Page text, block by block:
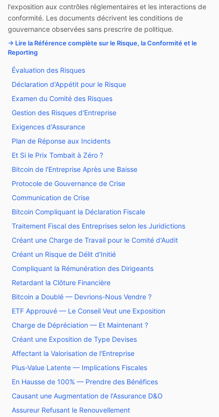
l'exposition aux contrôles réglementaires et les interactions de
conformité. Les documents décrivent les conditions de
gouvernance observées sans prescrire de politique.
→ Lire la Référence complète sur le Risque, la Conformité et le
Reporting
Évaluation des Risques
Déclaration d'Appétit pour le Risque
Examen du Comité des Risques
Gestion des Risques d'Entreprise
Exigences d'Assurance
Plan de Réponse aux Incidents
Et Si le Prix Tombait à Zéro ?
Bitcoin de l'Entreprise Après une Baisse
Protocole de Gouvernance de Crise
Communication de Crise
Bitcoin Compliquant la Déclaration Fiscale
Traitement Fiscal des Entreprises selon les Juridictions
Créant une Charge de Travail pour le Comité d'Audit
Créant un Risque de Délit d'Initié
Compliquant la Rémunération des Dirigeants
Retardant la Clôture Financière
Bitcoin a Doublé — Devrions-Nous Vendre ?
ETF Approuvé — Le Conseil Veut une Exposition
Charge de Dépréciation — Et Maintenant ?
Créant une Exposition de Type Devises
Affectant la Valorisation de l'Entreprise
Plus-Value Latente — Implications Fiscales
En Hausse de 100% — Prendre des Bénéfices
Causant une Augmentation de l'Assurance D&O
Assureur Refusant le Renouvellement